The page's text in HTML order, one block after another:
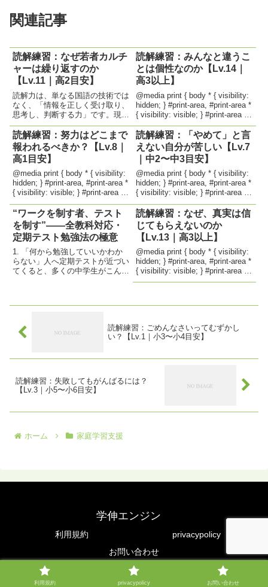
関連記事
読解練習：なぜ若者カルチ
ャーは繰り返すのか
【Lv.11｜高2目安】
読解力は、単なる国語の技術では
なく、「情報を正しく受け取り、
思考し、判断する力」です。現代
社会では、多くの情報があふれて
います。だからこそ、「書かれて
いないこと」を読み取る力、「筆
者の立場や意図」を読み解く力が
必要です。読解問題に取り組む
こ...
読解練習：みんなと違うこ
とは個性なのか【Lv.14｜
高3以上】
@media print { body * { visibility:
hidden; } #print-area, #print-area *
{ visibility: visible; } #print-area {
position...
読解練習：努力はどこまで
報われるべきか？【Lv.8｜
高1目安】
@media print { body * { visibility:
hidden; } #print-area, #print-area *
{ visibility: visible; } #print-area {
position...
読解練習：「やめて」と言
えない自分が苦しい【Lv.7
｜中2〜中3目安】
@media print { body * { visibility:
hidden; } #print-area, #print-area *
{ visibility: visible; } #print-area {
position...
“ワークを制す者、テスト
を制す”――全教科対応・
定期テスト勉強法の極意
1. 「何から勉強していいかわか
らない」人へ定期テストが近づい
てくると、多くの中学生がこんな
しい...
読解練習：なぜ、真実は信
じてもらえないのか
【Lv.13｜高3以上】
@media print { body * { visibility:
hidden; } #print-area, #print-area *
{ visibility: visible; } #print-area {
position...
読解練習：ごめんなさいってむずかし
い？【Lv.1｜小3〜小4目安】
読解練習：失敗してもがんばるには？
【Lv.3｜小5〜小6目安】
ホーム 家庭学習支援
学伸エンジン
利用規約
privacypolicy
お問い合わせ
Copyright © 2025 学伸エンジン All Rights Reserved.
利用規約 privacypolicy お問い合わせ